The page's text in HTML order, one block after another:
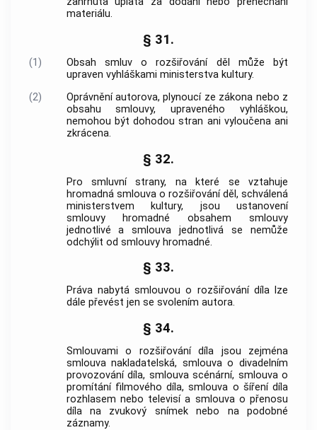
materiálu.
§ 31.
(1)
Obsah smluv o rozšiřování děl může být
upraven vyhláškami ministerstva kultury.
(2)
Oprávnění autorova, plynoucí ze zákona nebo z
obsahu smlouvy, upraveného vyhláškou,
nemohou být dohodou stran ani vyloučena ani
zkrácena.
§ 32.
Pro smluvní strany, na které se vztahuje
hromadná smlouva o rozšiřování děl, schválená
ministerstvem kultury, jsou ustanovení
smlouvy hromadné obsahem smlouvy
jednotlivé a smlouva jednotlivá se nemůže
odchýlit od smlouvy hromadné.
§ 33.
Práva nabytá smlouvou o rozšiřování díla lze
dále převést jen se svolením autora.
§ 34.
Smlouvami o rozšiřování díla jsou zejména
smlouva nakladatelská, smlouva o divadelním
provozování díla, smlouva scénární, smlouva o
promítání filmového díla, smlouva o šíření díla
rozhlasem nebo televisí a smlouva o přenosu
díla na zvukový snímek nebo na podobné
záznamy.